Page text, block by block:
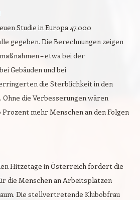
Studie in Europa 47.000
gegeben. Die Berechnungen zeigen
– etwa bei der
Gebäuden und bei
die Sterblichkeit in den
die Verbesserungen wären
Prozent mehr Menschen an den Folgen
Hitzetage in Österreich fordert die
die Menschen an Arbeitsplätzen
Die stellvertretende Klubobfrau